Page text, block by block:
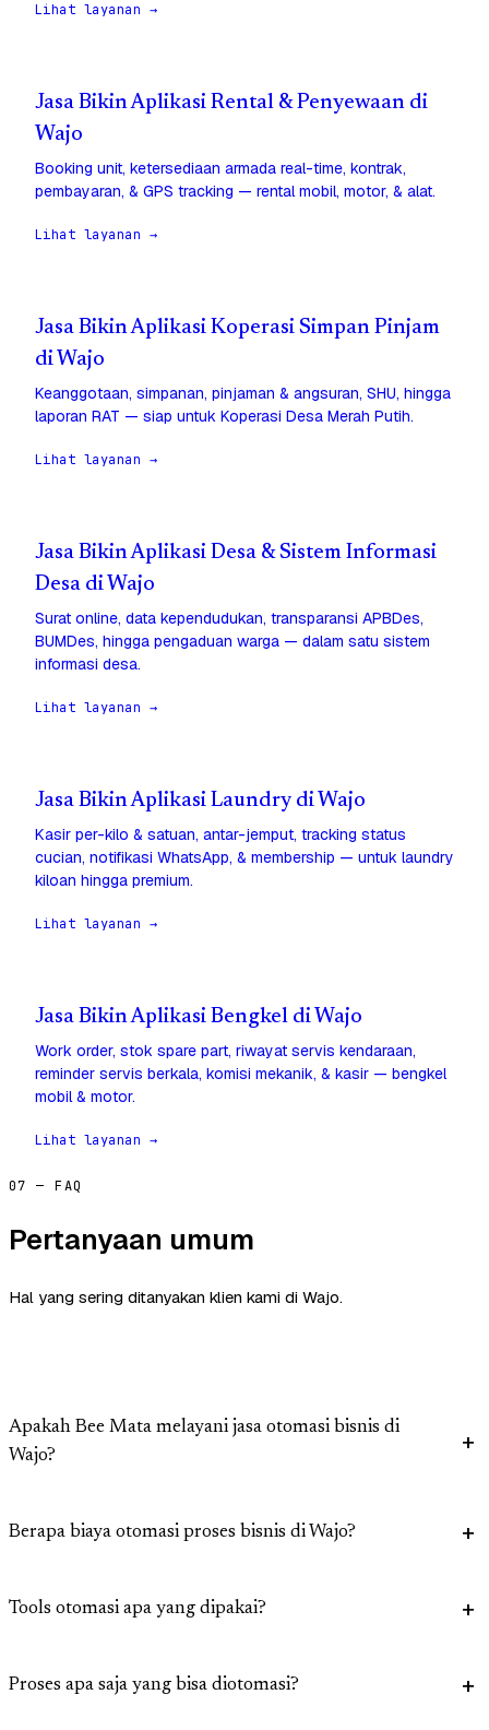
Lihat layanan →
Jasa Bikin Aplikasi Rental & Penyewaan di
Wajo
Booking unit, ketersediaan armada real-time, kontrak,
pembayaran, & GPS tracking — rental mobil, motor, & alat.
Lihat layanan →
Jasa Bikin Aplikasi Koperasi Simpan Pinjam
di Wajo
Keanggotaan, simpanan, pinjaman & angsuran, SHU, hingga
laporan RAT — siap untuk Koperasi Desa Merah Putih.
Lihat layanan →
Jasa Bikin Aplikasi Desa & Sistem Informasi
Desa di Wajo
Surat online, data kependudukan, transparansi APBDes,
BUMDes, hingga pengaduan warga — dalam satu sistem
informasi desa.
Lihat layanan →
Jasa Bikin Aplikasi Laundry di Wajo
Kasir per-kilo & satuan, antar-jemput, tracking status
cucian, notifikasi WhatsApp, & membership — untuk laundry
kiloan hingga premium.
Lihat layanan →
Jasa Bikin Aplikasi Bengkel di Wajo
Work order, stok spare part, riwayat servis kendaraan,
reminder servis berkala, komisi mekanik, & kasir — bengkel
mobil & motor.
Lihat layanan →
07 — FAQ
Pertanyaan umum
Hal yang sering ditanyakan klien kami di Wajo.
Apakah Bee Mata melayani jasa otomasi bisnis di
Wajo?
Berapa biaya otomasi proses bisnis di Wajo?
Tools otomasi apa yang dipakai?
Proses apa saja yang bisa diotomasi?